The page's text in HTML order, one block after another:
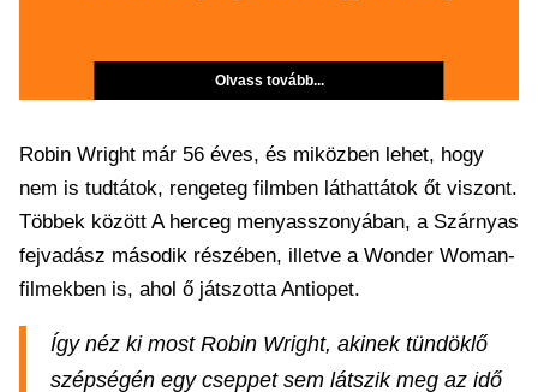
Olvass tovább...
Robin Wright már 56 éves, és miközben lehet, hogy
nem is tudtátok, rengeteg filmben láthattátok őt viszont.
Többek között A herceg menyasszonyában, a Szárnyas
fejvadász második részében, illetve a Wonder Woman-
filmekben is, ahol ő játszotta Antiopet.
Így néz ki most Robin Wright, akinek tündöklő
szépségén egy cseppet sem látszik meg az idő